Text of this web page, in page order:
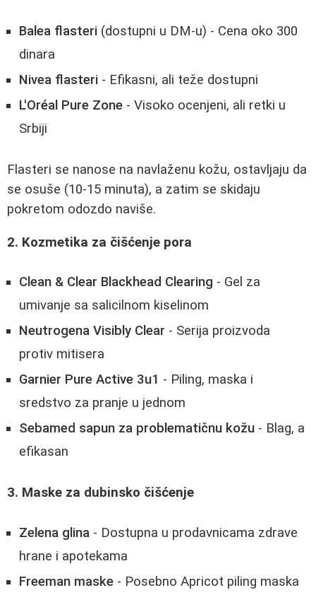
Balea flasteri (dostupni u DM-u) - Cena oko 300
dinara
Nivea flasteri - Efikasni, ali teže dostupni
L'Oréal Pure Zone - Visoko ocenjeni, ali retki u
Srbiji
Flasteri se nanose na navlaženu kožu, ostavljaju da
se osuše (10-15 minuta), a zatim se skidaju
pokretom odozdo naviše.
2. Kozmetika za čišćenje pora
Clean & Clear Blackhead Clearing - Gel za
umivanje sa salicilnom kiselinom
Neutrogena Visibly Clear - Serija proizvoda
protiv mitisera
Garnier Pure Active 3u1 - Piling, maska i
sredstvo za pranje u jednom
Sebamed sapun za problematičnu kožu - Blag, a
efikasan
3. Maske za dubinsko čišćenje
Zelena glina - Dostupna u prodavnicama zdrave
hrane i apotekama
Freeman maske - Posebno Apricot piling maska